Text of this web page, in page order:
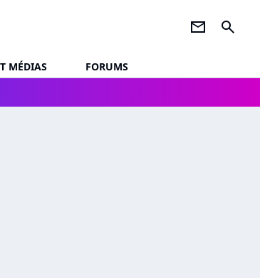
newsletter search
MÉDIAS
FORUMS